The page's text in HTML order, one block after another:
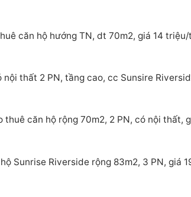
căn hộ hướng TN, dt 70m2, giá 14 triệu/
nội thất 2 PN, tầng cao, cc Sunsire
thuê căn hộ rộng 70m2, 2 PN, có nội thất,
Sunrise Riverside rộng 83m2, 3 PN, giá